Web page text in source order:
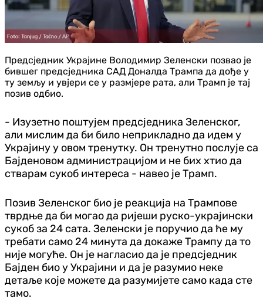
Предсједник Украјине Володимир Зеленски позвао је
бившег предсједника САД Доналда Трампа да дође у
ту земљу и увјери се у размјере рата, али Трамп је тај
позив одбио.
- Изузетно поштујем предсједника Зеленског,
али мислим да би било неприкладно да идем у
Украјину у овом тренутку. Он тренутно послује са
Бајденовом администрацијом и не бих хтио да
стварам сукоб интереса - навео је Трамп.
Позив Зеленског био је реакција на Трампове
тврдње да би могао да ријеши руско-украјински
сукоб за 24 сата. Зеленски је поручио да ће му
требати само 24 минута да докаже Трампу да то
није могуће. Он је нагласио да је предсједник
Бајден био у Украјини и да је разумио неке
детаље које можете да разумијете само када сте
тамо.